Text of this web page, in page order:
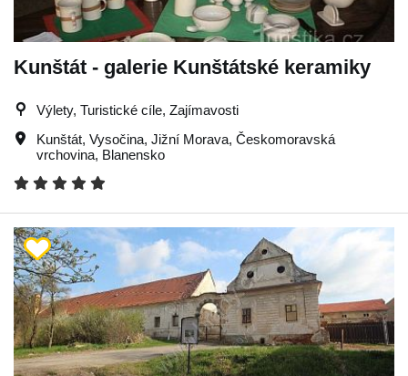
Kunštát - galerie Kunštátské keramiky
Výlety, Turistické cíle, Zajímavosti
Kunštát, Vysočina, Jižní Morava, Českomoravská
vrchovina, Blanensko